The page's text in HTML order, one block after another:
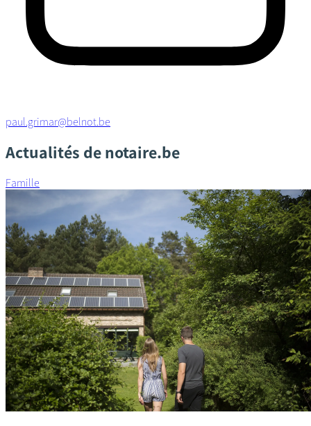
paul.grimar@belnot.be
Actualités de notaire.be
Famille